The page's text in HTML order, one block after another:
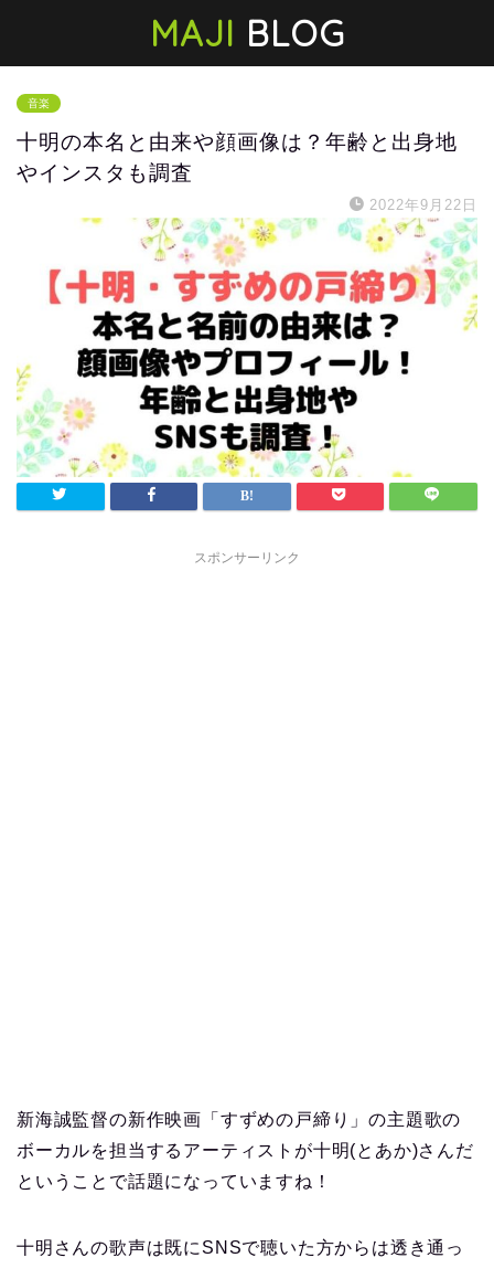
MAJI BLOG
音楽
十明の本名と由来や顔画像は？年齢と出身地
やインスタも調査
2022年9月22日
スポンサーリンク
新海誠監督の新作映画「すずめの戸締り」の主題歌の
ボーカルを担当するアーティストが十明(とあか)さんだ
ということで話題になっていますね！
十明さんの歌声は既にSNSで聴いた方からは透き通っ